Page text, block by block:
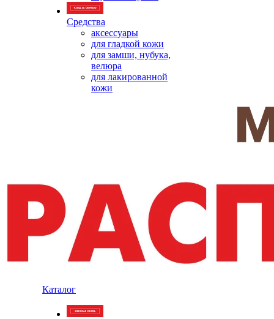
Средства
аксессуары
для гладкой кожи
для замши, нубука,
велюра
для лакированной
кожи
Каталог